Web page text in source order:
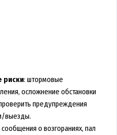
риски: штормовые
осложнение обстановки
предупреждения
выезды.
сообщения о возгораниях, пал